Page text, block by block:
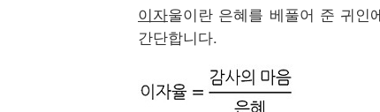
이자울이란 은혜를 베풀어 준 귀인
간단합니다.